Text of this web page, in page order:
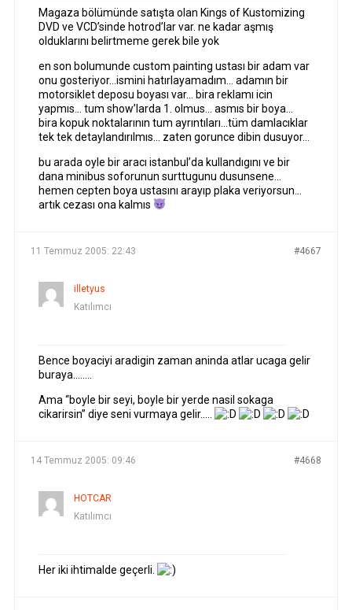
Magaza bölümünde satışta olan Kings of Kustomizing
DVD ve VCD’sinde hotrod’lar var. ne kadar aşmış
olduklarını belirtmeme gerek bile yok
en son bolumunde custom painting ustası bir adam var
onu gosteriyor…ismini hatırlayamadım… adamın bir
motorsiklet deposu boyası var… bira reklamı icin
yapmıs… tum show’larda 1. olmus… asmıs bir boya…
bira kopuk noktalarının tum ayrıntıları…tüm damlacıklar
tek tek detaylandırılmıs… zaten gorunce dibin dusuyor…
bu arada oyle bir aracı istanbul’da kullandıgını ve bir
dana minibus soforunun surttugunu dusunsene…
hemen cepten boya ustasını arayıp plaka veriyorsun…
artık cezası ona kalmıs
11 Temmuz 2005: 22:43 #4667
illetyus
Katılımcı
Bence boyaciyi aradigin zaman aninda atlar ucaga gelir
buraya……..
Ama “boyle bir seyi, boyle bir yerde nasil sokaga
cikarirsin” diye seni vurmaya gelir…..
14 Temmuz 2005: 09:46 #4668
HOTCAR
Katılımcı
Her iki ihtimalde geçerli.